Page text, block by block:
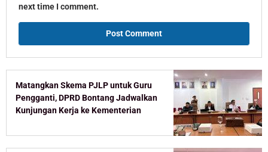
next time I comment.
Matangkan Skema PJLP untuk Guru
Pengganti, DPRD Bontang Jadwalkan
Kunjungan Kerja ke Kementerian